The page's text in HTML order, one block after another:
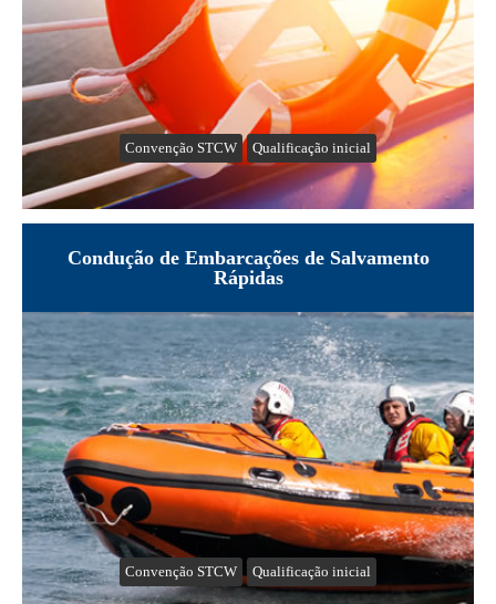
Convenção STCW Qualificação inicial
Condução de Embarcações de Salvamento
Rápidas
Convenção STCW Qualificação inicial